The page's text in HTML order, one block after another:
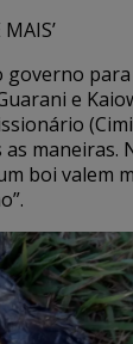
governo
e
maneiras.
boi valem